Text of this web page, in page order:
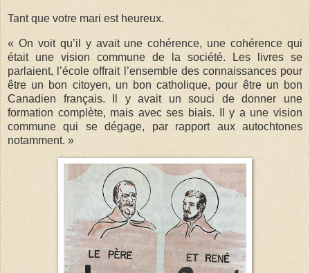
Tant que votre mari est heureux.
« On voit qu’il y avait une cohérence, une cohérence qui
était une vision commune de la société. Les livres se
parlaient, l’école offrait l’ensemble des connaissances pour
être un bon citoyen, un bon catholique, pour être un bon
Canadien français. Il y avait un souci de donner une
formation complète, mais avec ses biais. Il y a une vision
commune qui se dégage, par rapport aux autochtones
notamment. »